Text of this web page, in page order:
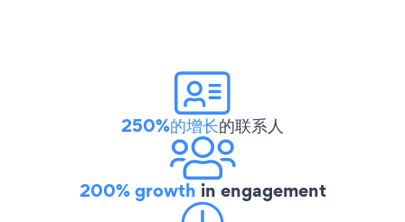
250%的增长的联系人
200% growth in engagement